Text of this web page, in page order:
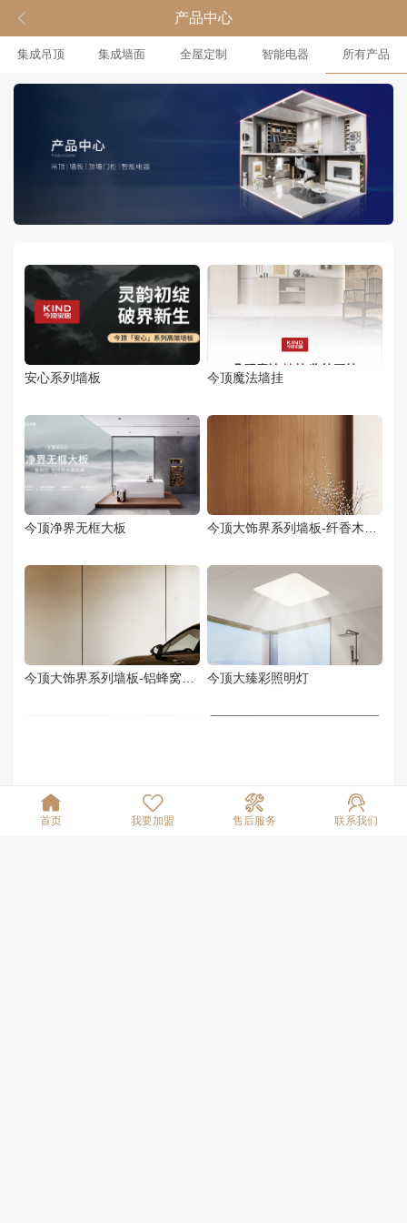
 产品中心
集成吊顶 集成墙面 全屋定制 智能电器 所有产品
安心系列墙板 今顶魔法墙挂
今顶净界无框大板
今顶大臻彩照明灯
今顶无界无框大板 今顶X35线型取暖器

首页

我要加盟

售后服务

联系我们